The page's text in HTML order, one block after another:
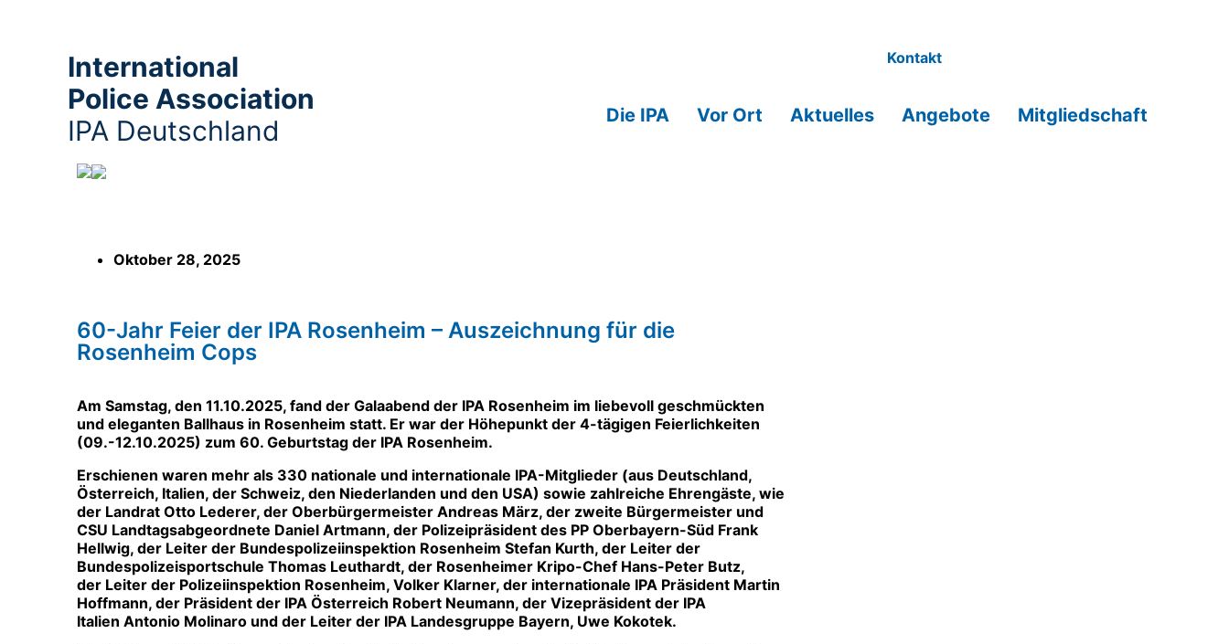
International
Police Association
IPA Deutschland
Kontakt
Die IPA Vor Ort Aktuelles Angebote Mitgliedschaft
Oktober 28, 2025
60-Jahr Feier der IPA Rosenheim – Auszeichnung für die
Rosenheim Cops
Am Samstag, den 11.10.2025, fand der Galaabend der IPA Rosenheim im liebevoll geschmückten
und eleganten Ballhaus in Rosenheim statt. Er war der Höhepunkt der 4-tägigen Feierlichkeiten
(09.-12.10.2025) zum 60. Geburtstag der IPA Rosenheim.
Erschienen waren mehr als 330 nationale und internationale IPA-Mitglieder (aus Deutschland,
Österreich, Italien, der Schweiz, den Niederlanden und den USA) sowie zahlreiche Ehrengäste, wie
der Landrat Otto Lederer, der Oberbürgermeister Andreas März, der zweite Bürgermeister und
CSU Landtagsabgeordnete Daniel Artmann, der Polizeipräsident des PP Oberbayern-Süd Frank
Hellwig, der Leiter der Bundespolizeiinspektion Rosenheim Stefan Kurth, der Leiter der
Bundespolizeisportschule Thomas Leuthardt, der Rosenheimer Kripo-Chef Hans-Peter Butz,
der Leiter der Polizeiinspektion Rosenheim, Volker Klarner, der internationale IPA Präsident Martin
Hoffmann, der Präsident der IPA Österreich Robert Neumann, der Vizepräsident der IPA
Italien Antonio Molinaro und der Leiter der IPA Landesgruppe Bayern, Uwe Kokotek.